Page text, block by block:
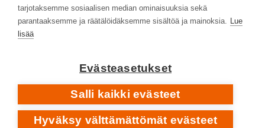
tarjotaksemme sosiaalisen median ominaisuuksia sekä
parantaaksemme ja räätälöidäksemme sisältöä ja mainoksia. Lue
lisää
Evästeasetukset
Salli kaikki evästeet
Hyväksy välttämättömät evästeet